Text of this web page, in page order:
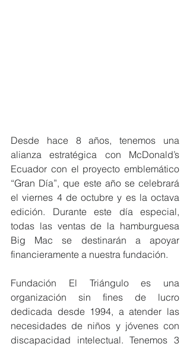
Desde hace 8 años, tenemos una
alianza estratégica con McDonald’s
Ecuador con el proyecto emblemático
“Gran Día”, que este año se celebrará
el viernes 4 de octubre y es la octava
edición. Durante este día especial,
todas las ventas de la hamburguesa
Big Mac se destinarán a apoyar
financieramente a nuestra fundación.
Fundación El Triángulo es una
organización sin fines de lucro
dedicada desde 1994, a atender las
necesidades de niños y jóvenes con
discapacidad intelectual. Tenemos 3